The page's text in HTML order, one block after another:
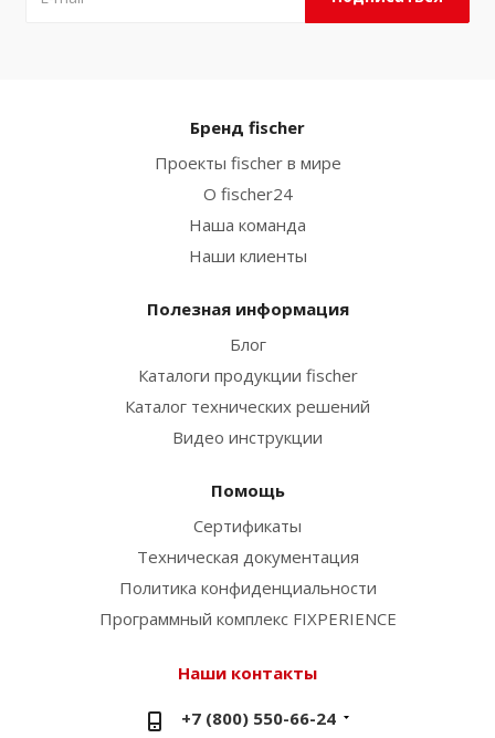
Бренд fischer
Проекты fischer в мире
О fischer24
Наша команда
Наши клиенты
Полезная информация
Блог
Каталоги продукции fischer
Каталог технических решений
Видео инструкции
Помощь
Сертификаты
Техническая документация
Политика конфиденциальности
Программный комплекс FIXPERIENCE
Наши контакты
+7 (800) 550-66-24